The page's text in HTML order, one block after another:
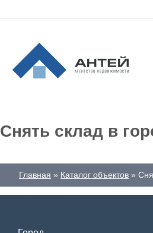
Снять склад в
Главная Каталог объектов